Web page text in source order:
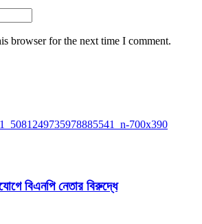
browser for the next time I comment.
বিএনপি নেতার বিরুদ্ধে